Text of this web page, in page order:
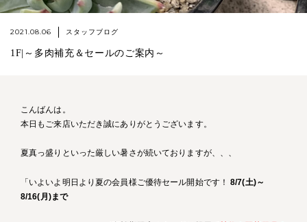
2021.08.06 スタッフブログ
1F|～多肉補充＆セールのご案内～
こんばんは。
本日もご来店いただき誠にありがとうございます。
夏真っ盛りといった厳しい暑さが続いておりますが、、、
「いよいよ明日より夏の会員様ご優待セール開始です！8/7(土)～
8/16(月)まで